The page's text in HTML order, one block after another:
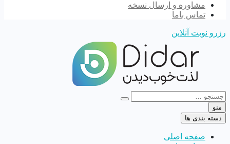
مشاوره و ارسال نسخه
تماس باما
رزرو نوبت آنلاین
منو
دسته بندی ها
صفحه اصلی